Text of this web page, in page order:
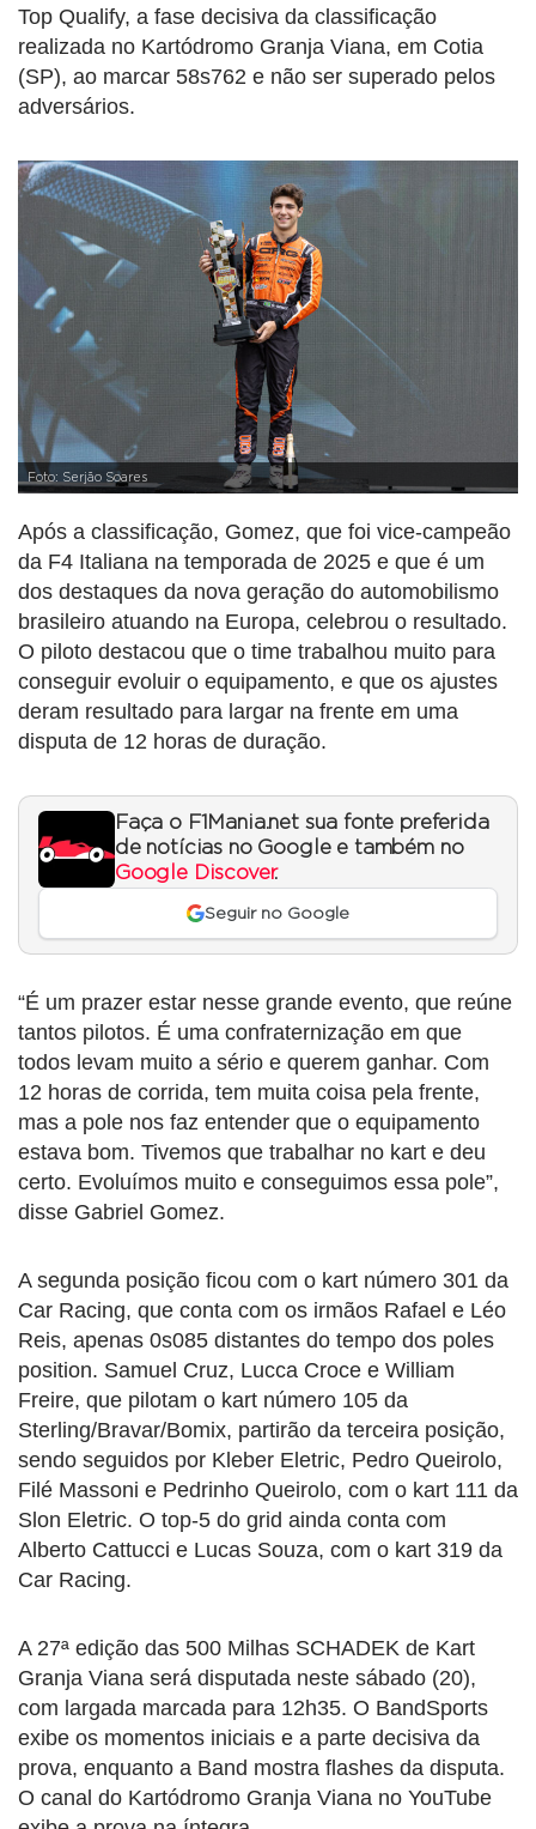
Top Qualify, a fase decisiva da classificação
realizada no Kartódromo Granja Viana, em Cotia
(SP), ao marcar 58s762 e não ser superado pelos
adversários.
Foto: Serjão Soares
Após a classificação, Gomez, que foi vice-campeão
da F4 Italiana na temporada de 2025 e que é um
dos destaques da nova geração do automobilismo
brasileiro atuando na Europa, celebrou o resultado.
O piloto destacou que o time trabalhou muito para
conseguir evoluir o equipamento, e que os ajustes
deram resultado para largar na frente em uma
disputa de 12 horas de duração.
Faça o F1Mania.net sua fonte preferida
de notícias no Google e também no
Google Discover.
Seguir no Google
“É um prazer estar nesse grande evento, que reúne
tantos pilotos. É uma confraternização em que
todos levam muito a sério e querem ganhar. Com
12 horas de corrida, tem muita coisa pela frente,
mas a pole nos faz entender que o equipamento
estava bom. Tivemos que trabalhar no kart e deu
certo. Evoluímos muito e conseguimos essa pole”,
disse Gabriel Gomez.
A segunda posição ficou com o kart número 301 da
Car Racing, que conta com os irmãos Rafael e Léo
Reis, apenas 0s085 distantes do tempo dos poles
position. Samuel Cruz, Lucca Croce e William
Freire, que pilotam o kart número 105 da
Sterling/Bravar/Bomix, partirão da terceira posição,
sendo seguidos por Kleber Eletric, Pedro Queirolo,
Filé Massoni e Pedrinho Queirolo, com o kart 111 da
Slon Eletric. O top-5 do grid ainda conta com
Alberto Cattucci e Lucas Souza, com o kart 319 da
Car Racing.
A 27ª edição das 500 Milhas SCHADEK de Kart
Granja Viana será disputada neste sábado (20),
com largada marcada para 12h35. O BandSports
exibe os momentos iniciais e a parte decisiva da
prova, enquanto a Band mostra flashes da disputa.
O canal do Kartódromo Granja Viana no YouTube